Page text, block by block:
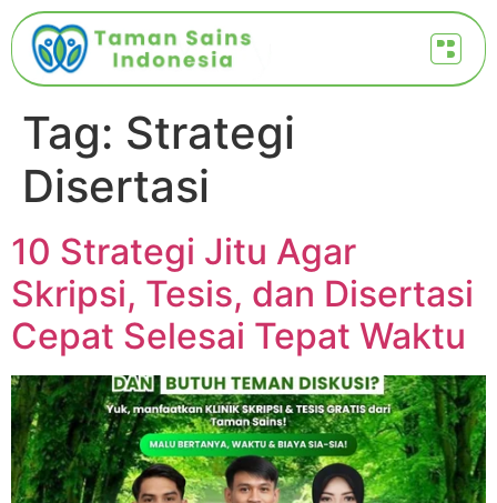
Tag: Strategi
Disertasi
10 Strategi Jitu Agar
Skripsi, Tesis, dan Disertasi
Cepat Selesai Tepat Waktu